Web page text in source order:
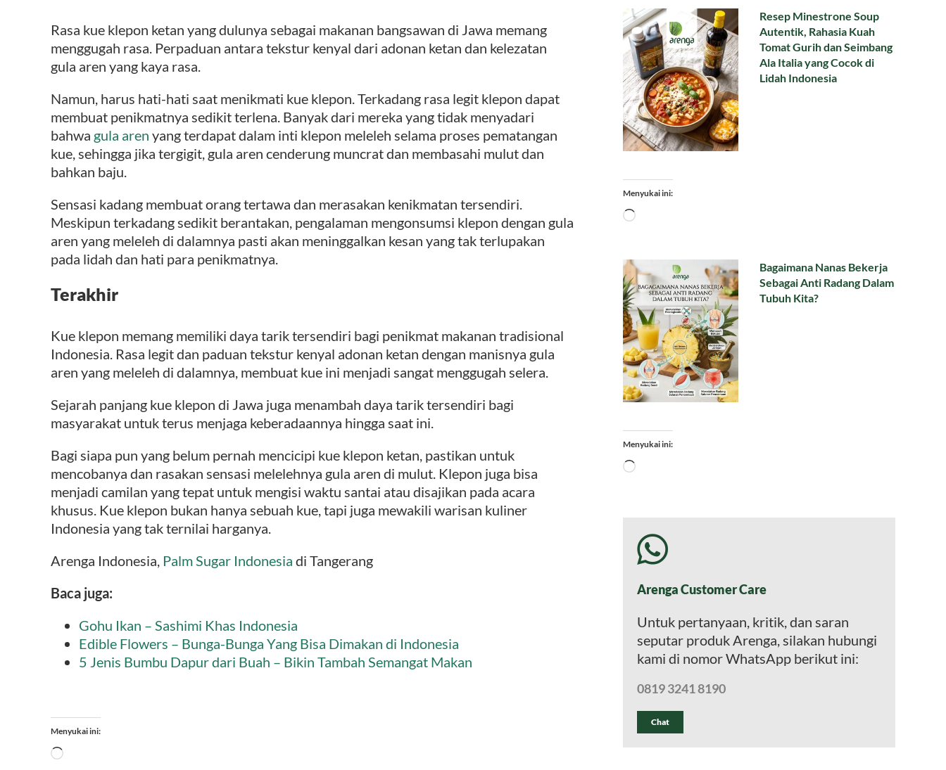
Rasa kue klepon ketan yang dulunya sebagai makanan bangsawan di Jawa memang
menggugah rasa. Perpaduan antara tekstur kenyal dari adonan ketan dan kelezatan
gula aren yang kaya rasa.
Namun, harus hati-hati saat menikmati kue klepon. Terkadang rasa legit klepon dapat
membuat penikmatnya sedikit terlena. Banyak dari mereka yang tidak menyadari
bahwa gula aren yang terdapat dalam inti klepon meleleh selama proses pematangan
kue, sehingga jika tergigit, gula aren cenderung muncrat dan membasahi mulut dan
bahkan baju.
Sensasi kadang membuat orang tertawa dan merasakan kenikmatan tersendiri.
Meskipun terkadang sedikit berantakan, pengalaman mengonsumsi klepon dengan gula
aren yang meleleh di dalamnya pasti akan meninggalkan kesan yang tak terlupakan
pada lidah dan hati para penikmatnya.
Terakhir
Kue klepon memang memiliki daya tarik tersendiri bagi penikmat makanan tradisional
Indonesia. Rasa legit dan paduan tekstur kenyal adonan ketan dengan manisnya gula
aren yang meleleh di dalamnya, membuat kue ini menjadi sangat menggugah selera.
Sejarah panjang kue klepon di Jawa juga menambah daya tarik tersendiri bagi
masyarakat untuk terus menjaga keberadaannya hingga saat ini.
Bagi siapa pun yang belum pernah mencicipi kue klepon ketan, pastikan untuk
mencobanya dan rasakan sensasi melelehnya gula aren di mulut. Klepon juga bisa
menjadi camilan yang tepat untuk mengisi waktu santai atau disajikan pada acara
khusus. Kue klepon bukan hanya sebuah kue, tapi juga mewakili warisan kuliner
Indonesia yang tak ternilai harganya.
Arenga Indonesia, Palm Sugar Indonesia di Tangerang
Baca juga:
Gohu Ikan – Sashimi Khas Indonesia
Edible Flowers – Bunga-Bunga Yang Bisa Dimakan di Indonesia
5 Jenis Bumbu Dapur dari Buah – Bikin Tambah Semangat Makan
Menyukai ini:
Memuat...
Resep Minestrone Soup
Autentik, Rahasia Kuah
Tomat Gurih dan Seimbang
Ala Italia yang Cocok di
Lidah Indonesia
Menyukai ini:
Memuat...
Bagaimana Nanas Bekerja
Sebagai Anti Radang Dalam
Tubuh Kita?
Menyukai ini:
Memuat...
Arenga Customer Care
Untuk pertanyaan, kritik, dan saran
seputar produk Arenga, silakan hubungi
kami di nomor WhatsApp berikut ini:
0819 3241 8190
Chat